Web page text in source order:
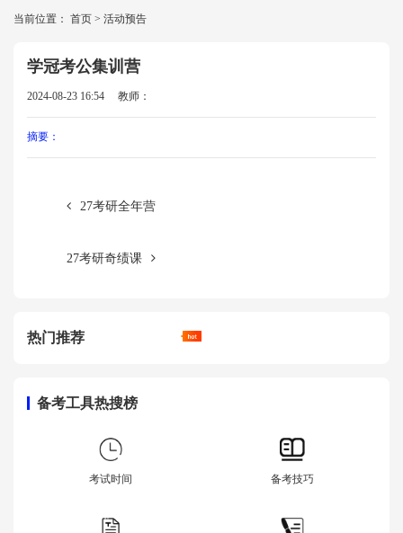
当前位置： 首页 > 活动预告
学冠考公集训营
2024-08-23 16:54 教师：
摘要：
27考研全年营
27考研奇绩课
热门推荐
备考工具热搜榜
考试时间 备考技巧